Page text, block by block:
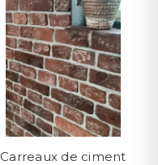
Carreaux de ciment